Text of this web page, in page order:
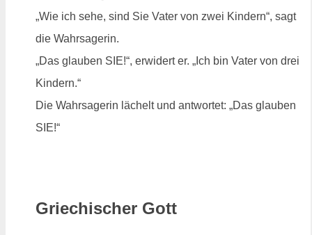
„Wie ich sehe, sind Sie Vater von zwei Kindern“, sagt
die Wahrsagerin.
„Das glauben SIE!“, erwidert er. „Ich bin Vater von drei
Kindern.“
Die Wahrsagerin lächelt und antwortet: „Das glauben
SIE!“
Griechischer Gott